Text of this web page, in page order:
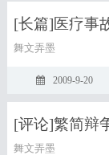
[长篇]医疗事
舞文弄墨
2009-9-20
[评论]繁简辩
舞文弄墨